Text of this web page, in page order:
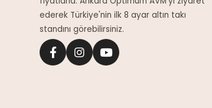
ederek Türkiye'nin ilk 8 ayar altın takı
standını görebilirsiniz.